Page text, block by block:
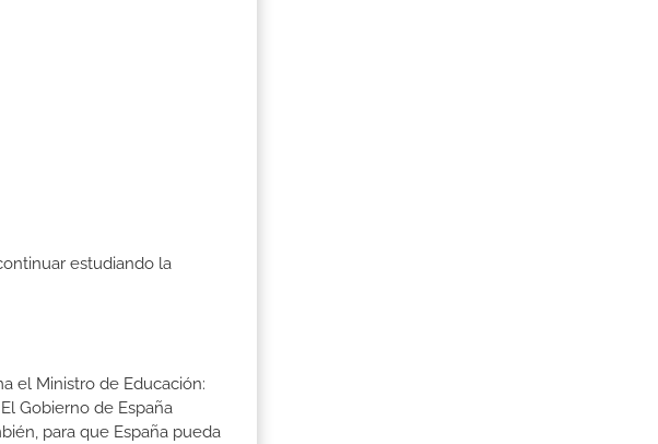
estudiando la
el Ministro de Educación:
Gobierno de España
para que España pueda